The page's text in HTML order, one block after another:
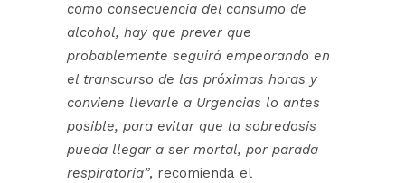
como consecuencia del consumo de
alcohol, hay que prever que
probablemente seguirá empeorando en
el transcurso de las próximas horas y
conviene llevarle a Urgencias lo antes
posible, para evitar que la sobredosis
pueda llegar a ser mortal, por parada
respiratoria”, recomienda el